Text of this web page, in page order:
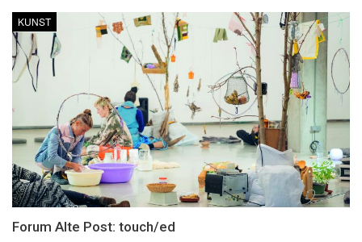
KUNST
Forum Alte Post: touch/ed